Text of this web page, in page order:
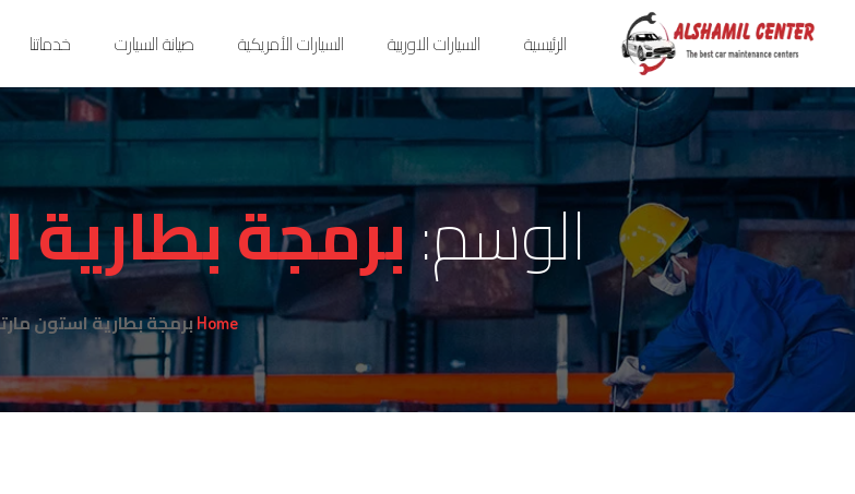
الرئيسية السيارات الاوربية السيارات الأمريكية صيانة السيارت خدماتنا
الوسم:برمجة
Homeبرمجة بطارية استون